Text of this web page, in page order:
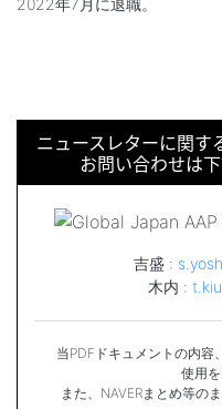
ニュースレターに関す
お問い合わせは
吉盛 :
木内 :
当PDFドキュメントの内容
使用を
また、NAVERまとめ等の